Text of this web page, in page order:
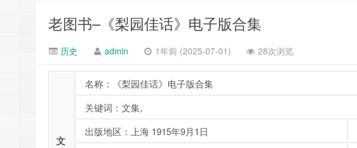
老图书–《梨园佳话》电子版合集
历史 admin 1年前 (2025-07-01) 28次浏览
文
名称：《梨园佳话》电子版合集
关键词：文集,
出版地区：上海 1915年9月1日